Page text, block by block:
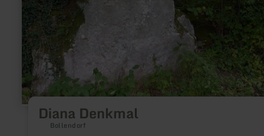
Diana Denkmal
Bollendorf